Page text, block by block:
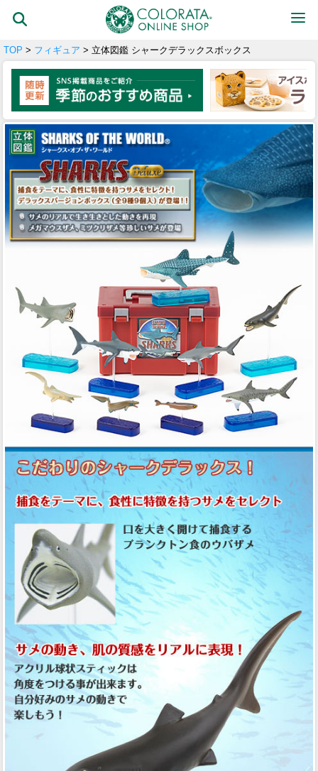
TOP > フィギュア > 立体図鑑 シャークデラックスボックス